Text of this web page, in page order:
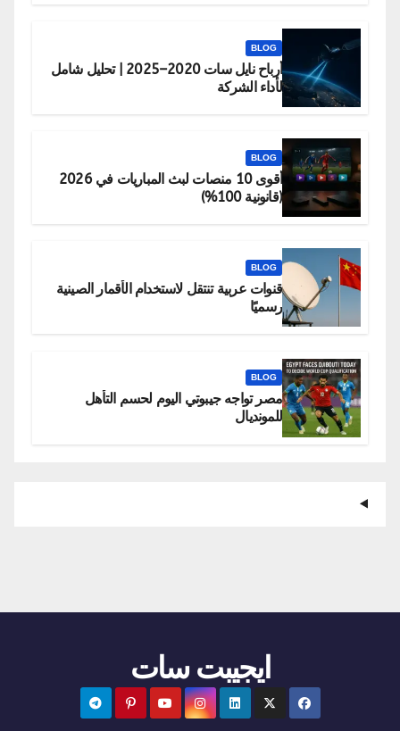
BLOG
أرباح نايل سات 2020–2025 | تحليل شامل
لأداء الشركة
BLOG
أقوى 10 منصات لبث المباريات في 2026
(قانونية 100%)
BLOG
قنوات عربية تنتقل لاستخدام الأقمار الصينية
رسميًا
BLOG
مصر تواجه جيبوتي اليوم لحسم التأهل
للمونديال
ايجيبت سات